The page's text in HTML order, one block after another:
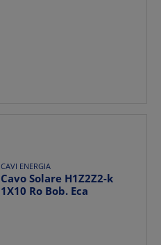
CAVI ENERGIA
Cavo Solare H1Z2Z2-k
1X10 Ro Bob. Eca